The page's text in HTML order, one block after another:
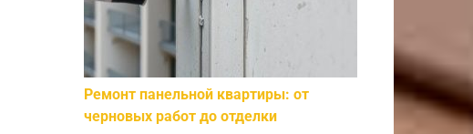
Ремонт панельной квартиры: от
черновых работ до отделки